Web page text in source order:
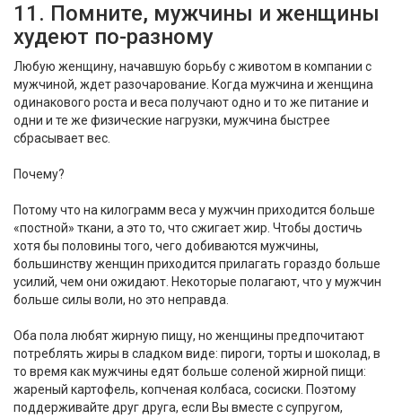
11. Помните, мужчины и женщины
худеют по-разному
Любую женщину, начавшую борьбу с животом в компании с
мужчиной, ждет разочарование. Когда мужчина и женщина
одинакового роста и веса получают одно и то же питание и
одни и те же физические нагрузки, мужчина быстрее
сбрасывает вес.
Почему?
Потому что на килограмм веса у мужчин приходится больше
«постной» ткани, а это то, что сжигает жир. Чтобы достичь
хотя бы половины того, чего добиваются мужчины,
большинству женщин приходится прилагать гораздо больше
усилий, чем они ожидают. Некоторые полагают, что у мужчин
больше силы воли, но это неправда.
Оба пола любят жирную пищу, но женщины предпочитают
потреблять жиры в сладком виде: пироги, торты и шоколад, в
то время как мужчины едят больше соленой жирной пищи:
жареный картофель, копченая колбаса, сосиски. Поэтому
поддерживайте друг друга, если Вы вместе с супругом,